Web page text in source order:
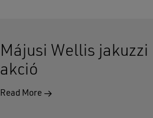
Májusi Wellis jakuzzi
akció
Read More